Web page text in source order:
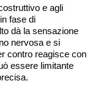
e agli
fase di
dà la sensazione
nervosa e si
contro reagisce con
essere limitante